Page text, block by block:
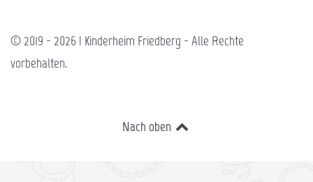
© 2019 - 2026 | Kinderheim Friedberg - Alle Rechte
vorbehalten.
Nach oben